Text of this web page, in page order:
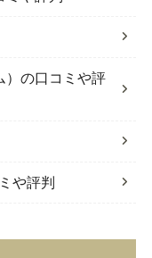
）の口コミや評
や評判